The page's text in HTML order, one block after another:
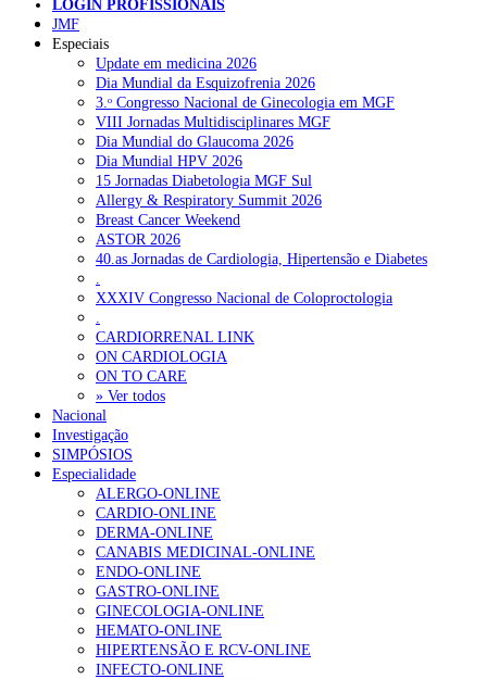
NOTÍCIAS RECENTES
SCORA X-Change Portugal promove formação internacional
em saúde sexual e reprodutiva 6 de Agosto, 2026
ANEM reúne com coordenador do Pacto Estratégico para a
Saúde
6 de Agosto, 2026
Sindicato diz que nova carreira de médicos dentistas reforça
estabilidade no SNS
Mais de 400 utentes beneficiaram de comparticipação reforçada
para tratamentos de infertilidade na Madeira
Sindicato acusa ULS São João de negar direitos de parentalidade
aos médicos 6 de Agosto, 2026
NOTÍCIAS MAIS LIDAS
Enfermagem Forense. “Da urgência ao tribunal, cada
gesto conta e cada profissional faz a diferença”
202 visualizações
Alguns milhares de utentes podem ficar sem médico de
família com nova regras do registo, alerta associação
175 visualizações
LOGIN PROFISSIONAIS
JMF
Especiais
Update em medicina 2026
Dia Mundial da Esquizofrenia 2026
3.ᵒ Congresso Nacional de Ginecologia em MGF
VIII Jornadas Multidisciplinares MGF
Dia Mundial do Glaucoma 2026
Dia Mundial HPV 2026
15 Jornadas Diabetologia MGF Sul
Allergy & Respiratory Summit 2026
Breast Cancer Weekend
ASTOR 2026
40.as Jornadas de Cardiologia, Hipertensão e Diabetes
.
XXXIV Congresso Nacional de Coloproctologia
.
CARDIORRENAL LINK
ON CARDIOLOGIA
ON TO CARE
» Ver todos
Nacional
Investigação
SIMPÓSIOS
Especialidade
ALERGO-ONLINE
CARDIO-ONLINE
DERMA-ONLINE
CANABIS MEDICINAL-ONLINE
ENDO-ONLINE
GASTRO-ONLINE
GINECOLOGIA-ONLINE
HEMATO-ONLINE
HIPERTENSÃO E RCV-ONLINE
INFECTO-ONLINE